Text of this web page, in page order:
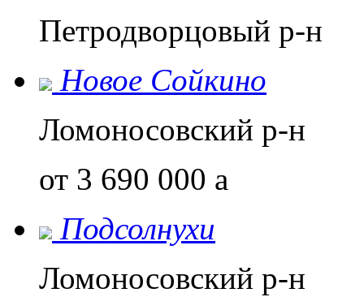
Петродворцовый р-н
Новое Сойкино
Ломоносовский р-н
от 3 690 000 a
Подсолнухи
Ломоносовский р-н